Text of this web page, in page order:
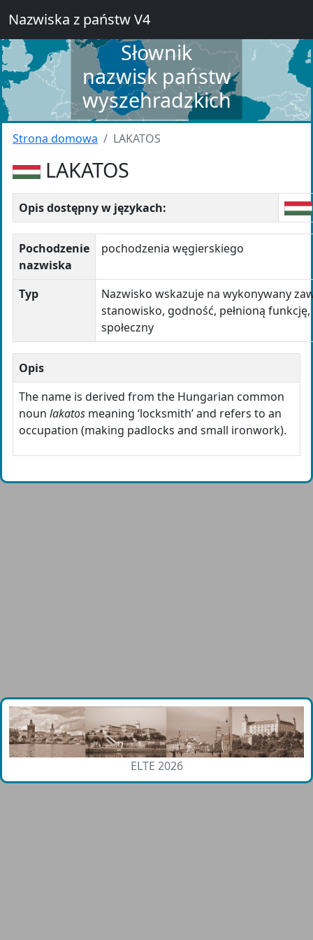
Nazwiska z państw V4
Słownik
nazwisk państw
wyszehradzkich
Strona domowa LAKATOS
LAKATOS
Opis dostępny w językach:
Pochodzenie
nazwiska
pochodzenia węgierskiego
Typ
Nazwisko wskazuje na wykonywany
stanowisko, godność, pełnioną
społeczny
Opis
The name is derived from the Hungarian common
noun lakatos meaning ‘locksmith’ and refers to an
occupation (making padlocks and small ironwork).
ELTE 2026